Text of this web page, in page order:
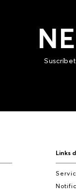
Links